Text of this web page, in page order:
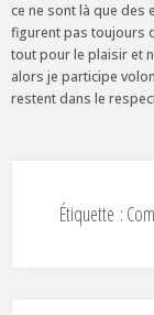
ce ne sont là que des
figurent pas toujours
tout pour le plaisir et
alors je participe
restent dans le
Étiquette :